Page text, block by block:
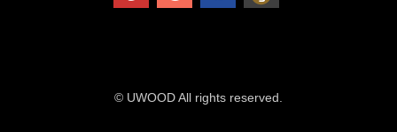
© UWOOD All rights reserved.